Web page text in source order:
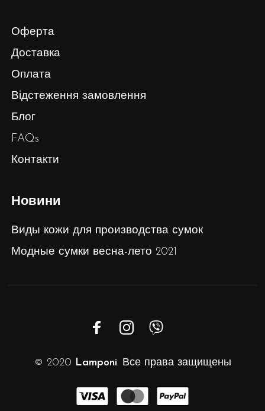
Оферта
Доставка
Оплата
Відстеження замовлення
Блог
FAQs
Контакти
Новини
Виды кожи для производства сумок
Модные сумки весна-лето 2021
© 2020 Lamponi. Все права защищены